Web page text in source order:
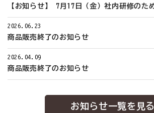
2026.06.23
商品販売終了のお知らせ
2026.04.09
商品販売終了のお知らせ
お知らせ一覧を見る